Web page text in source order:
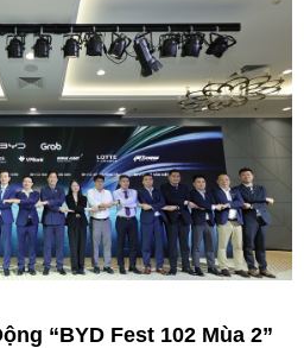
triệu đồng.
“BYD Fest 102 Mùa 2”